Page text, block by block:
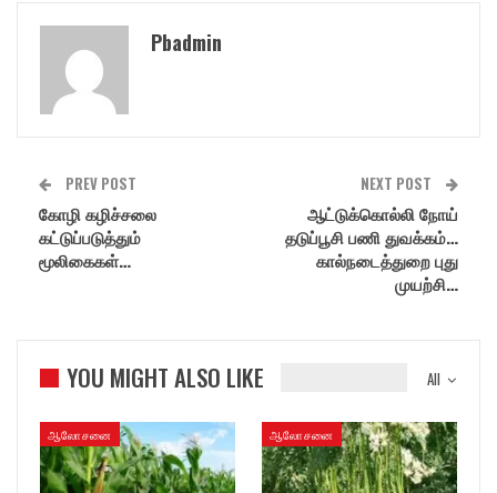
Pbadmin
PREV POST
கோழி கழிச்சலை
கட்டுப்படுத்தும்
மூலிகைகள்…
NEXT POST
ஆட்டுக்கொல்லி நோய்
தடுப்பூசி பணி துவக்கம்…
கால்நடைத்துறை புது
முயற்சி…
All
YOU MIGHT ALSO LIKE
ஆலோசனை ஆலோசனை